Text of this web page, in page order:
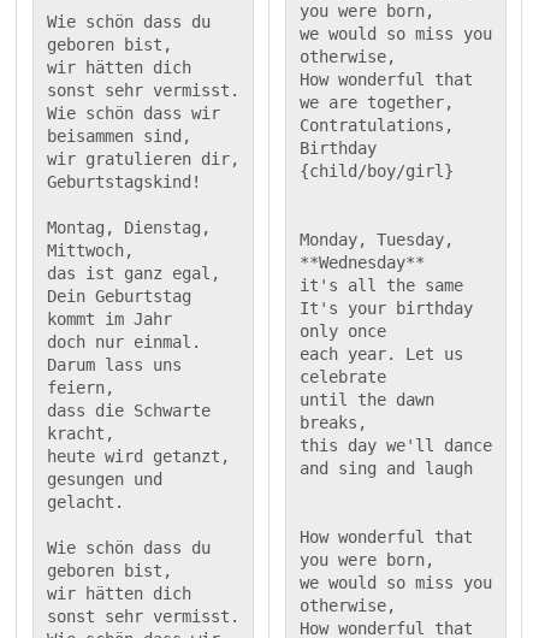
Wie schön dass du
geboren bist,
wir hätten dich
sonst sehr vermisst.
Wie schön dass wir
beisammen sind,
wir gratulieren dir,
Geburtstagskind!
Montag, Dienstag,
Mittwoch,
das ist ganz egal,
Dein Geburtstag
kommt im Jahr
doch nur einmal.
Darum lass uns
feiern,
dass die Schwarte
kracht,
heute wird getanzt,
gesungen und
gelacht.
Wie schön dass du
geboren bist,
wir hätten dich
sonst sehr vermisst.
you were born,
we would so miss you
otherwise,
How wonderful that
we are together,
Contratulations,
Birthday
Monday, Tuesday,
**Wednesday**
it's all the same
It's your birthday
only once
each year. Let us
celebrate
until the dawn
breaks,
this day we'll dance
and sing and laugh
How wonderful that
you were born,
we would so miss you
otherwise,
How wonderful that